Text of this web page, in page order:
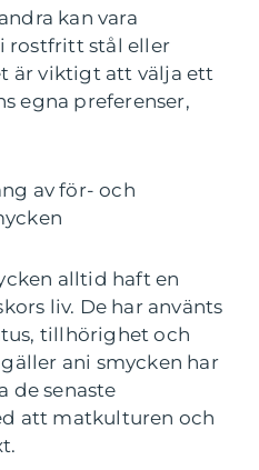
kan vara
rostfritt stål eller
är viktigt att välja ett
egna preferenser,
av för- och
alltid haft en
liv. De har använts
tillhörighet och
ani smycken har
de senaste
att matkulturen och